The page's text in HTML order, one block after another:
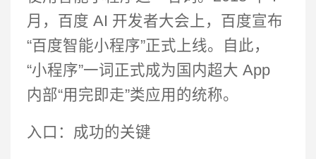
月，百度 AI 开发者大会上，百度宣布
“百度智能小程序”正式上线。自此，
“小程序”一词正式成为国内超大 App
内部“用完即走”类应用的统称。
入口：成功的关键